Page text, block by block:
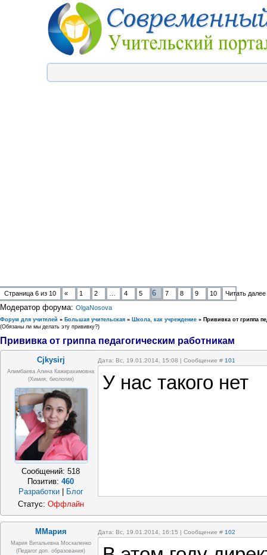
Страница 6 из 10 « 1 2 4 5 6 7 8 9 10 Читать далее
Модератор форума: OlgaNosova
Форум для учителей » Большая учительская » Школа, как учреждение » Прививка от гриппа
(Обязаны ли мы делать эту прививку?)
Прививка от гриппа педагогическим работникам
Cjkysirj Дата: Вс, 19.01.2014, 15:08 | Сообщение # 101
Алимбаева Алина Кажирахимовна
(химия, биология)
Сообщений:518
Позитив:460
Разработки
Блог
У нас такого нет
Статус: Оффлайн
ММария Дата: Вс, 19.01.2014, 16:15 | Сообщение # 102
Мария Витальевна Москаленко
(педагог доп. образования)